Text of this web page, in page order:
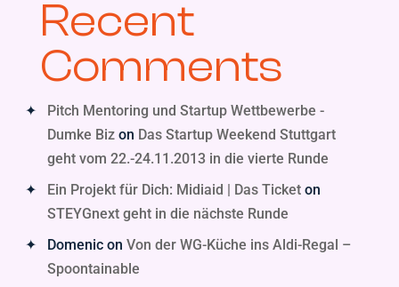
Recent
Comments
Pitch Mentoring und Startup Wettbewerbe -
Dumke Bizon Das Startup Weekend Stuttgart
geht vom 22.-24.11.2013 in die vierte Runde
Ein Projekt für Dich: Midiaid | Das Ticketon
STEYGnext geht in die nächste Runde
Domenicon Von der WG-Küche ins Aldi-Regal –
Spoontainable